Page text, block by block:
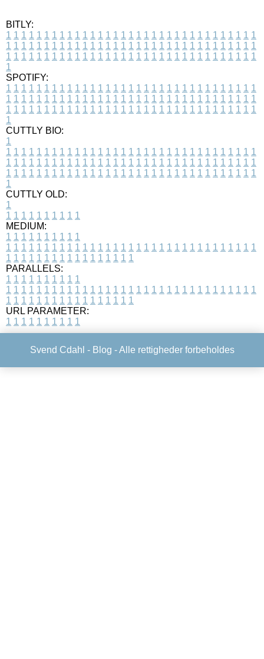
BITLY:
1 1 1 1 1 1 1 1 1 1 1 1 1 1 1 1 1 1 1 1 1 1 1 1 1 1 1 1 1 1 1 1 1
1 1 1 1 1 1 1 1 1 1 1 1 1 1 1 1 1 1 1 1 1 1 1 1 1 1 1 1 1 1 1 1 1
1 1 1 1 1 1 1 1 1 1 1 1 1 1 1 1 1 1 1 1 1 1 1 1 1 1 1 1 1 1 1 1 1
1
SPOTIFY:
1 1 1 1 1 1 1 1 1 1 1 1 1 1 1 1 1 1 1 1 1 1 1 1 1 1 1 1 1 1 1 1 1
1 1 1 1 1 1 1 1 1 1 1 1 1 1 1 1 1 1 1 1 1 1 1 1 1 1 1 1 1 1 1 1 1
1 1 1 1 1 1 1 1 1 1 1 1 1 1 1 1 1 1 1 1 1 1 1 1 1 1 1 1 1 1 1 1 1
1
CUTTLY BIO:
1
1 1 1 1 1 1 1 1 1 1 1 1 1 1 1 1 1 1 1 1 1 1 1 1 1 1 1 1 1 1 1 1 1
1 1 1 1 1 1 1 1 1 1 1 1 1 1 1 1 1 1 1 1 1 1 1 1 1 1 1 1 1 1 1 1 1
1 1 1 1 1 1 1 1 1 1 1 1 1 1 1 1 1 1 1 1 1 1 1 1 1 1 1 1 1 1 1 1 1
1
CUTTLY OLD:
1
1 1 1 1 1 1 1 1 1 1
MEDIUM:
1 1 1 1 1 1 1 1 1 1
1 1 1 1 1 1 1 1 1 1 1 1 1 1 1 1 1 1 1 1 1 1 1 1 1 1 1 1 1 1 1 1 1
1 1 1 1 1 1 1 1 1 1 1 1 1 1 1 1 1
PARALLELS:
1 1 1 1 1 1 1 1 1 1
1 1 1 1 1 1 1 1 1 1 1 1 1 1 1 1 1 1 1 1 1 1 1 1 1 1 1 1 1 1 1 1 1
1 1 1 1 1 1 1 1 1 1 1 1 1 1 1 1 1
URL PARAMETER:
1 1 1 1 1 1 1 1 1 1
Svend Cdahl - Blog - Alle rettigheder forbeholdes